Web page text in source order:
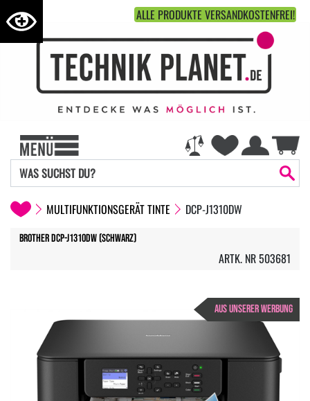
ALLE PRODUKTE VERSANDKOSTENFREI!
MULTIFUNKTIONSGERÄT TINTE DCP-J1310DW
Brother DCP-J1310DW (Schwarz)
ARTK. NR 503681
AUS UNSERER WERBUNG